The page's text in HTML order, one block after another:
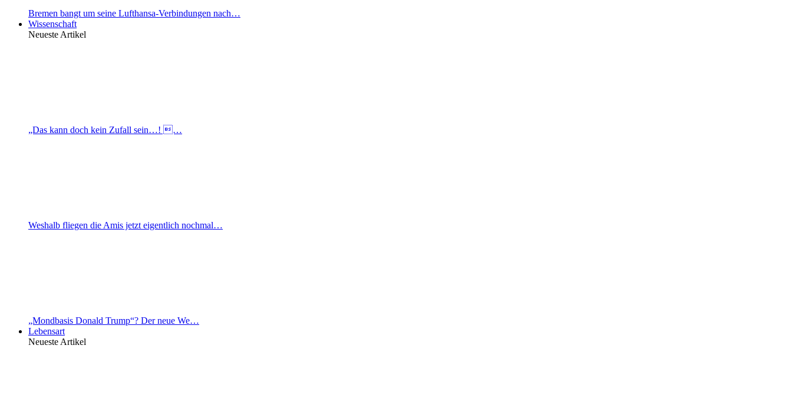
Bremen bangt um seine Lufthansa-Verbindungen nach…
Wissenschaft
Neueste Artikel
„Das kann doch kein Zufall sein…! …
Weshalb fliegen die Amis jetzt eigentlich nochmal…
„Mondbasis Donald Trump“? Der neue We…
Lebensart
Neueste Artikel